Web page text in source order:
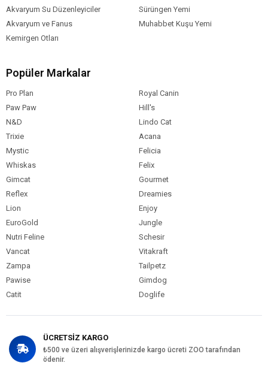
Akvaryum Su Düzenleyiciler
Sürüngen Yemi
Akvaryum ve Fanus
Muhabbet Kuşu Yemi
Kemirgen Otları
Popüler Markalar
Pro Plan
Royal Canin
Paw Paw
Hill's
N&D
Lindo Cat
Trixie
Acana
Mystic
Felicia
Whiskas
Felix
Gimcat
Gourmet
Reflex
Dreamies
Lion
Enjoy
EuroGold
Jungle
Nutri Feline
Schesir
Vancat
Vitakraft
Zampa
Tailpetz
Pawise
Gimdog
Catit
Doglife
ÜCRETSİZ KARGO
₺500 ve üzeri alışverişlerinizde kargo ücreti ZOO tarafından
ödenir.